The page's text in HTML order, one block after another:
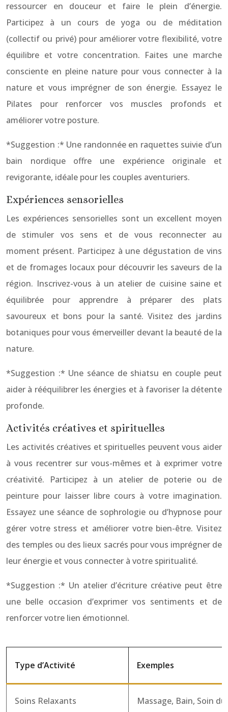
ressourcer en douceur et faire le plein d’énergie.
Participez à un cours de yoga ou de méditation
(collectif ou privé) pour améliorer votre flexibilité, votre
équilibre et votre concentration. Faites une marche
consciente en pleine nature pour vous connecter à la
nature et vous imprégner de son énergie. Essayez le
Pilates pour renforcer vos muscles profonds et
améliorer votre posture.
*Suggestion :* Une randonnée en raquettes suivie d’un
bain nordique offre une expérience originale et
revigorante, idéale pour les couples aventuriers.
Expériences sensorielles
Les expériences sensorielles sont un excellent moyen
de stimuler vos sens et de vous reconnecter au
moment présent. Participez à une dégustation de vins
et de fromages locaux pour découvrir les saveurs de la
région. Inscrivez-vous à un atelier de cuisine saine et
équilibrée pour apprendre à préparer des plats
savoureux et bons pour la santé. Visitez des jardins
botaniques pour vous émerveiller devant la beauté de la
nature.
*Suggestion :* Une séance de shiatsu en couple peut
aider à rééquilibrer les énergies et à favoriser la détente
profonde.
Activités créatives et spirituelles
Les activités créatives et spirituelles peuvent vous aider
à vous recentrer sur vous-mêmes et à exprimer votre
créativité. Participez à un atelier de poterie ou de
peinture pour laisser libre cours à votre imagination.
Essayez une séance de sophrologie ou d’hypnose pour
gérer votre stress et améliorer votre bien-être. Visitez
des temples ou des lieux sacrés pour vous imprégner de
leur énergie et vous connecter à votre spiritualité.
*Suggestion :* Un atelier d’écriture créative peut être
une belle occasion d’exprimer vos sentiments et de
renforcer votre lien émotionnel.
Type d’Activité Exemples
Soins Relaxants Massage, Bain, Soin